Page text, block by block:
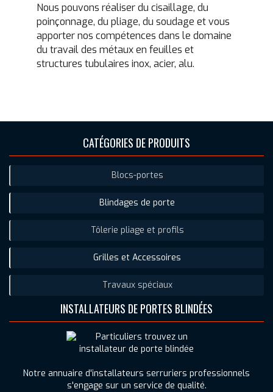
Nous pouvons réaliser du cisaillage, du
poinçonnage, du pliage, du soudage et vous
apporter nos compétences dans le domaine
du travail des métaux en feuilles et
structures tubulaires inox, acier, alu.
CATÉGORIES DE PRODUITS
Blocs-portes
Blindages de porte
Tôlerie pliage et profils
Grilles et Accessoires
Travaux spéciaux
INSTALLATEURS DE PORTES BLINDÉES
Notre annuaire d'installateurs serruriers professionnels
s'engage sur un service de qualité.